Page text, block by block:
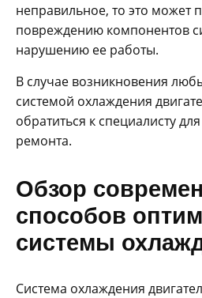
неправильное, то это может
повреждению компонентов
нарушению ее работы.
В случае возникновения
системой охлаждения
обратиться к специалисту
ремонта.
Обзор
способов
системы
Система охлаждения